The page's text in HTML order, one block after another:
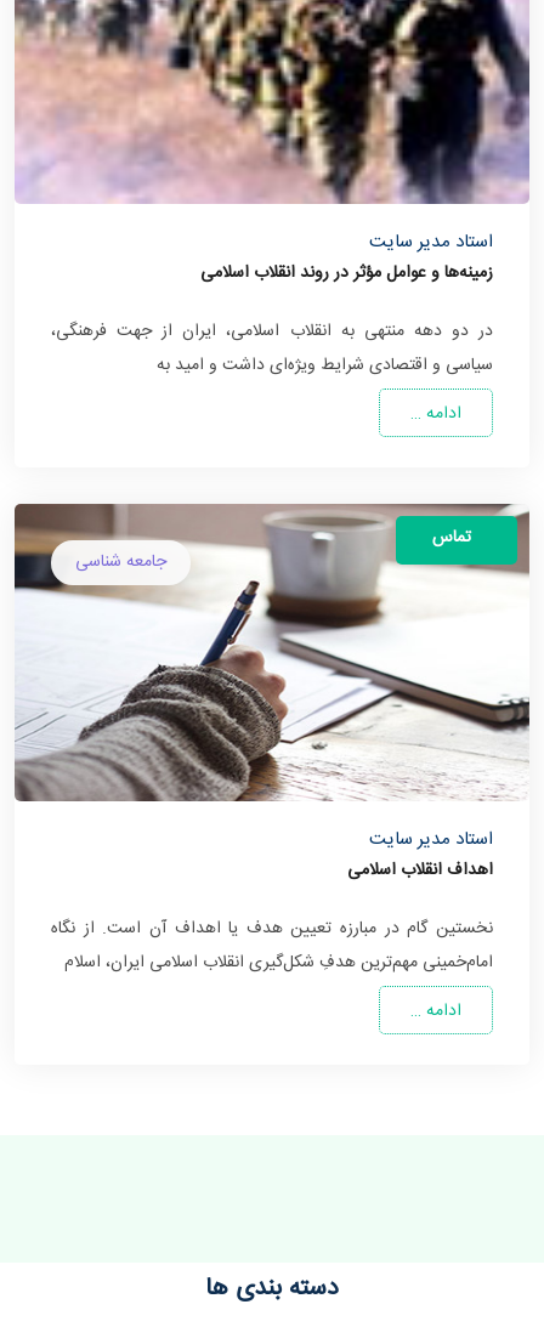
استاد مدیر سایت
زمینه‌ها و عوامل مؤثر در روند انقلاب اسلامی
در دو دهه منتهی به انقلاب اسلامی، ایران از جهت فرهنگی،
سیاسی و اقتصادی شرایط ویژه‌ای داشت و امید به
ادامه …
جامعه شناسی
تماس
استاد مدیر سایت
اهداف انقلاب اسلامی
نخستین گام در مبارزه تعیین هدف یا اهداف آن است. از نگاه
امام‌خمینی مهم‌ترین هدفِ شکل‌گیری انقلاب اسلامی ایران، اسلام
ادامه …
دسته بندی ها